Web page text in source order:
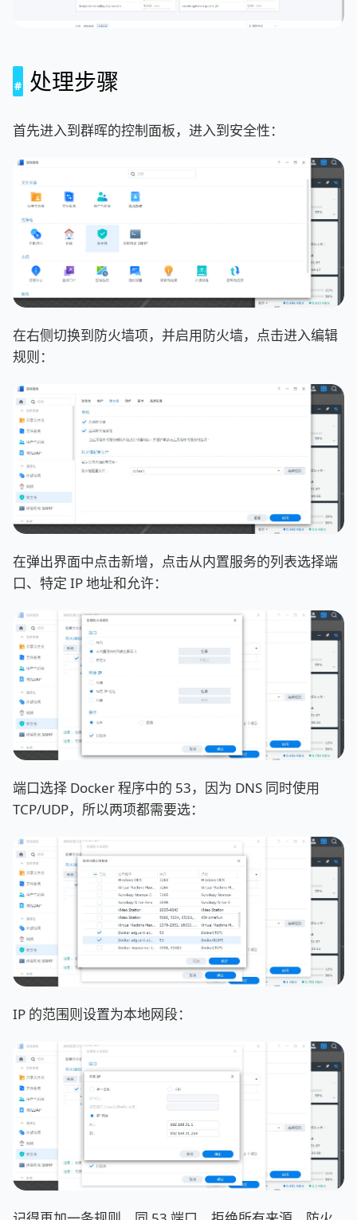
处理步骤
首先进入到群晖的控制面板，进入到安全性：
在右侧切换到防火墙项，并启用防火墙，点击进入编辑
规则：
在弹出界面中点击新增，点击从内置服务的列表选择端
口、特定 IP 地址和允许：
端口选择 Docker 程序中的 53，因为 DNS 同时使用
TCP/UDP，所以两项都需要选：
IP 的范围则设置为本地网段：